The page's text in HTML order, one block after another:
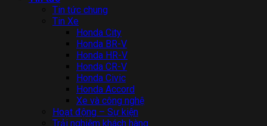
Tin tức chung
Tin Xe
Honda City
Honda BR-V
Honda HR-V
Honda CR-V
Honda Civic
Honda Accord
Xe và công nghệ
Hoạt động – Sự kiện
Trải nghiệm khách hàng